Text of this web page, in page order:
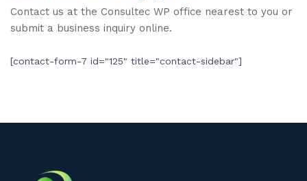
Contact us at the Consultec WP office nearest to you or
submit a business inquiry online.
[contact-form-7 id="125" title="contact-sidebar"]